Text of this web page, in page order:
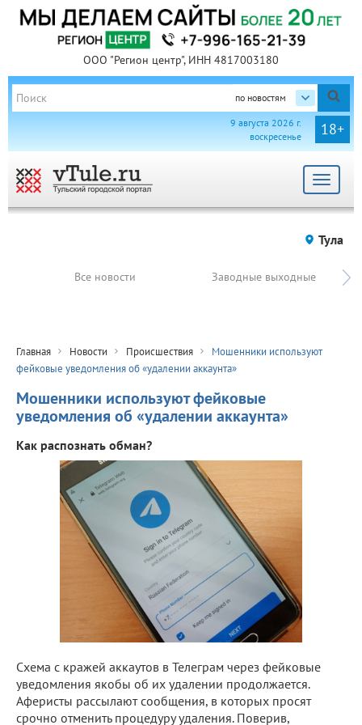
ООО "Регион центр", ИНН 4817003180
по новостям
18+
9 августа 2026 г.
воскресенье
Toggle
Тула
Все новости Заводные выходные
Главная Новости Происшествия
Мошенники используют
фейковые уведомления об «удалении аккаунта»
Мошенники используют фейковые
уведомления об «удалении аккаунта»
Как распознать обман?
Схема с кражей аккаутов в Телеграм через фейковые
уведомления якобы об их удалении продолжается.
Аферисты рассылают сообщения, в которых просят
срочно отменить процедуру удаления. Поверив,